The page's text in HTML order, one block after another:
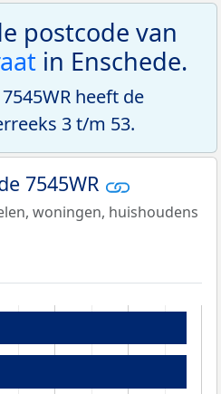
postcode van
in Enschede.
heeft de
3 t/m 53.
7545WR
woningen, huishoudens